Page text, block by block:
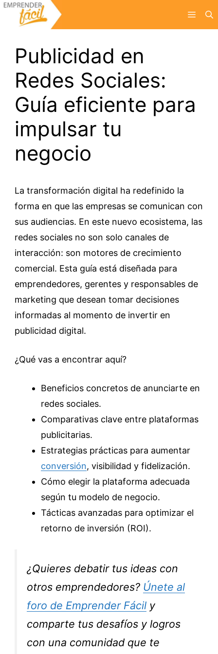
Saltar
Menú
Publicidad en
Redes Sociales:
Guía eficiente para
impulsar tu
negocio
La transformación digital ha redefinido la
forma en que las empresas se comunican con
sus audiencias. En este nuevo ecosistema, las
redes sociales no son solo canales de
interacción: son motores de crecimiento
comercial. Esta guía está diseñada para
emprendedores, gerentes y responsables de
marketing que desean tomar decisiones
informadas al momento de invertir en
publicidad digital.
¿Qué vas a encontrar aquí?
Beneficios concretos de anunciarte en
redes sociales.
Comparativas clave entre plataformas
publicitarias.
Estrategias prácticas para aumentar
conversión, visibilidad y fidelización.
Cómo elegir la plataforma adecuada
según tu modelo de negocio.
Tácticas avanzadas para optimizar el
retorno de inversión (ROI).
¿Quieres debatir tus ideas con
otros emprendedores? Únete al
foro de Emprender Fácil y
comparte tus desafíos y logros
con una comunidad que te